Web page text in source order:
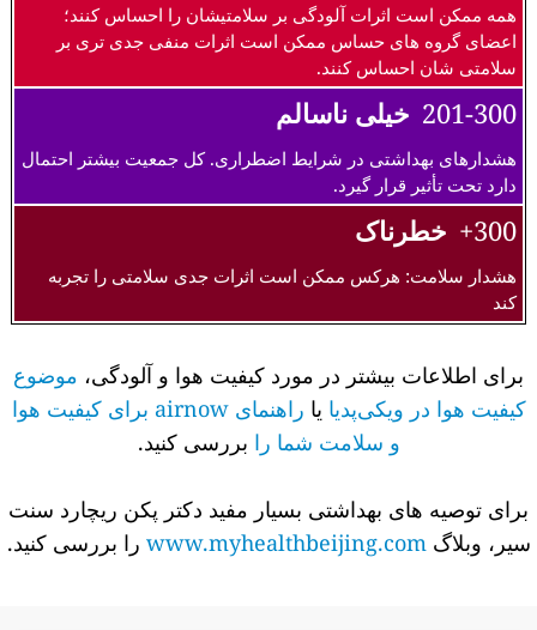
همه ممکن است اثرات آلودگی بر سلامتیشان را احساس کنند؛
اعضای گروه های حساس ممکن است اثرات منفی جدی تری بر
سلامتی شان احساس کنند.
201-300 خیلی ناسالم
هشدارهای بهداشتی در شرایط اضطراری. کل جمعیت بیشتر احتمال
دارد تحت تأثیر قرار گیرد.
300+ خطرناک
هشدار سلامت: هرکس ممکن است اثرات جدی سلامتی را تجربه
کند
برای اطلاعات بیشتر در مورد کیفیت هوا و آلودگی، موضوع
کیفیت هوا در ویکی‌پدیا یا
راهنمای airnow برای کیفیت هوا
و سلامت شما را بررسی کنید.
برای توصیه های بهداشتی بسیار مفید دکتر پکن ریچارد سنت
سیر، وبلاگwww.myhealthbeijing.com را بررسی کنید.